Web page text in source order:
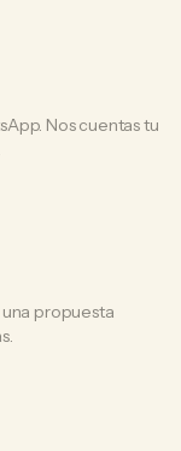
Nos cuentas tu
una propuesta